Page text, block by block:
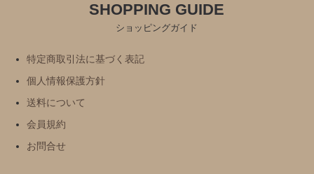
SHOPPING GUIDE
ショッピングガイド
特定商取引法に基づく表記
個人情報保護方針
送料について
会員規約
お問合せ